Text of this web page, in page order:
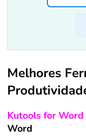
Melhores
Kutools for Word
Word